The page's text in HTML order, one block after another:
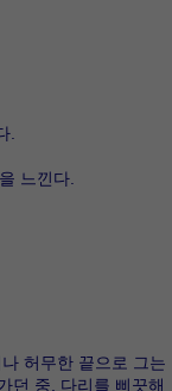
.
느낀다.
허무한 끝으로 그는
던 중, 다리를 삐끗해